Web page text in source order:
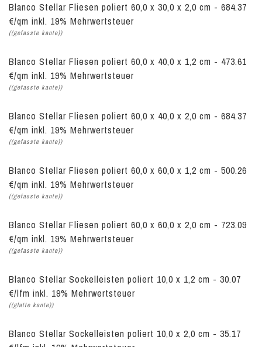
Blanco Stellar Fliesen poliert 60,0 x 30,0 x 2,0 cm - 684.37
€/qm inkl. 19% Mehrwertsteuer
((gefasste kante))
Blanco Stellar Fliesen poliert 60,0 x 40,0 x 1,2 cm - 473.61
€/qm inkl. 19% Mehrwertsteuer
((gefasste kante))
Blanco Stellar Fliesen poliert 60,0 x 40,0 x 2,0 cm - 684.37
€/qm inkl. 19% Mehrwertsteuer
((gefasste kante))
Blanco Stellar Fliesen poliert 60,0 x 60,0 x 1,2 cm - 500.26
€/qm inkl. 19% Mehrwertsteuer
((gefasste kante))
Blanco Stellar Fliesen poliert 60,0 x 60,0 x 2,0 cm - 723.09
€/qm inkl. 19% Mehrwertsteuer
((gefasste kante))
Blanco Stellar Sockelleisten poliert 10,0 x 1,2 cm - 30.07
€/lfm inkl. 19% Mehrwertsteuer
((glatte kante))
Blanco Stellar Sockelleisten poliert 10,0 x 2,0 cm - 35.17